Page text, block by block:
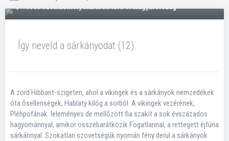
Így neveld a sárkányodat (12)
A zord Hibbant-szigeten, ahol a vikingek és a sárkányok nemzedékek
óta ősellenségek, Hablaty kilóg a sorból. A vikingek vezérének,
Pléhpofának leleményes de mellőzött fia szakít a sok évszázados
hagyománnyal, amikor összebarátkozik Fogatlannal, a rettegett éjfúria
sárkánnyal. Szokatlan szövetségük nyomán fény derül a sárkányok